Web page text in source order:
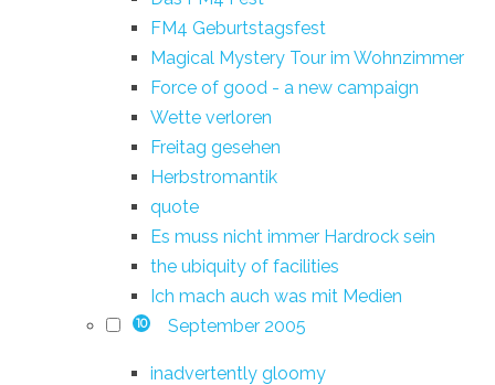
FM4 Geburtstagsfest
Magical Mystery Tour im Wohnzimmer
Force of good - a new campaign
Wette verloren
Freitag gesehen
Herbstromantik
quote
Es muss nicht immer Hardrock sein
the ubiquity of facilities
Ich mach auch was mit Medien
10 September 2005
inadvertently gloomy